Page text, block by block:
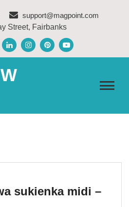
support@magpoint.com
Street, Fairbanks
sukienka midi –